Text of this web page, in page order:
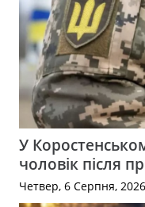
У
чоловік після
Четвер, 6 Серпня, 2026